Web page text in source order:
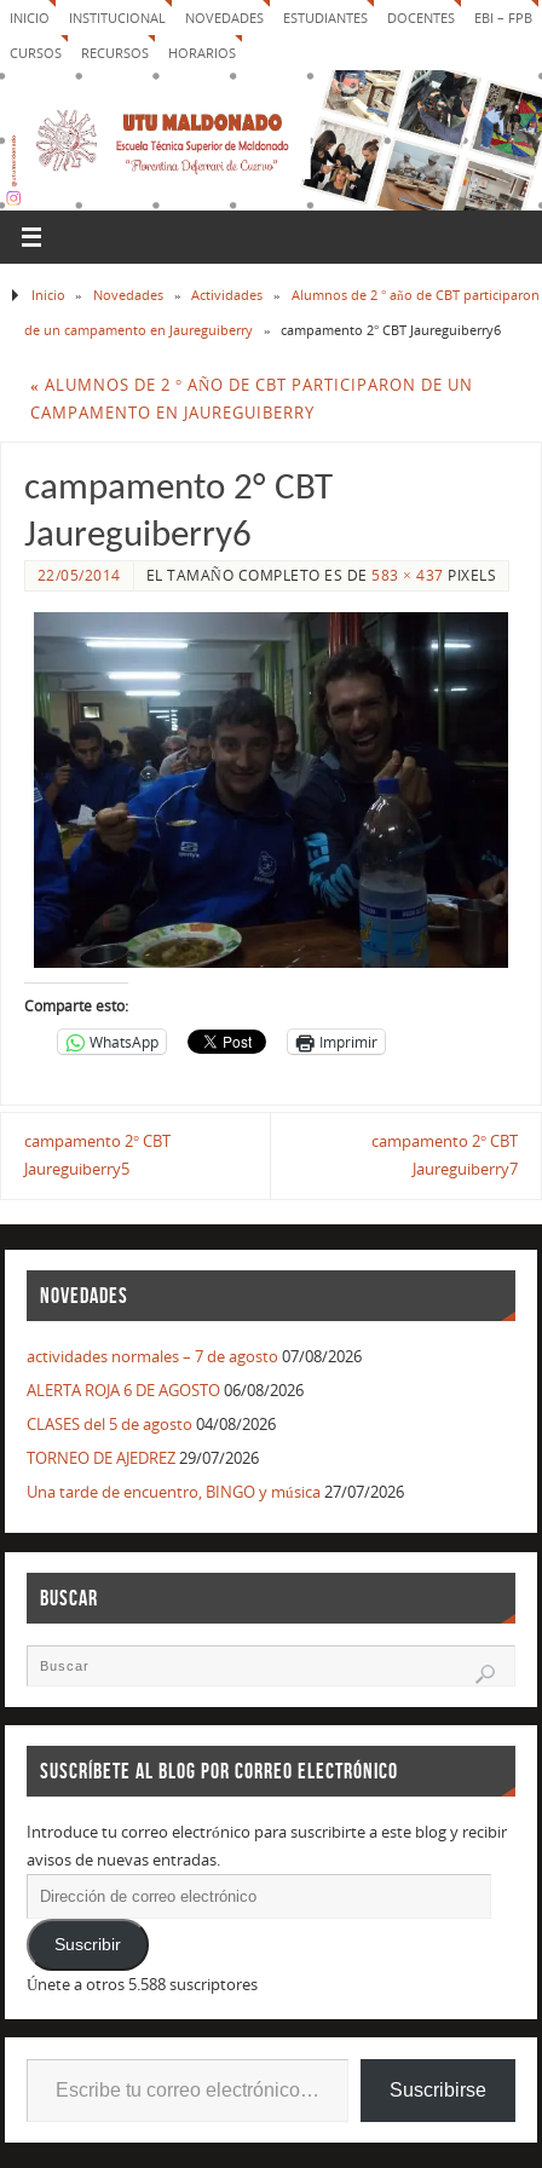
INICIO INSTITUCIONAL NOVEDADES ESTUDIANTES DOCENTES
EBI – FPB
CURSOS
RECURSOS HORARIOS
Inicio » Novedades » Actividades »
Alumnos de 2 ° año de CBT participaron
de un campamento en Jaureguiberry » campamento 2° CBT Jaureguiberry6
« ALUMNOS DE 2 ° AÑO DE CBT PARTICIPARON DE UN
CAMPAMENTO EN JAUREGUIBERRY
campamento 2° CBT
Jaureguiberry6
22/05/2014 EL TAMAÑO COMPLETO ES DE583 × 437 PIXELS
Comparte esto:
WhatsApp
Imprimir
campamento 2° CBT
Jaureguiberry5
campamento 2° CBT
Jaureguiberry7
NOVEDADES
actividades normales – 7 de agosto 07/08/2026
ALERTA ROJA 6 DE AGOSTO06/08/2026
CLASES del 5 de agosto 04/08/2026
TORNEO DE AJEDREZ29/07/2026
Una tarde de encuentro, BINGO y música27/07/2026
BUSCAR
SUSCRÍBETE AL BLOG POR CORREO ELECTRÓNICO
Introduce tu correo electrónico para suscribirte a este blog y recibir
avisos de nuevas entradas.
Suscribir
Únete a otros 5.588 suscriptores
Suscribirse